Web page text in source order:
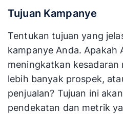
Tujuan Kampanye
Tentukan tujuan yang
kampanye Anda. Apakah
meningkatkan kesadaran
lebih banyak prospek,
penjualan? Tujuan ini
pendekatan dan metrik